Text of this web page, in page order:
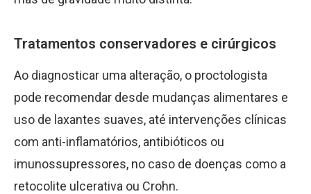
Tratamentos conservadores e cirúrgicos
Ao diagnosticar uma alteração, o proctologista
pode recomendar desde mudanças alimentares e
uso de laxantes suaves, até intervenções clínicas
com anti-inflamatórios, antibióticos ou
imunossupressores, no caso de doenças como a
retocolite ulcerativa ou Crohn.